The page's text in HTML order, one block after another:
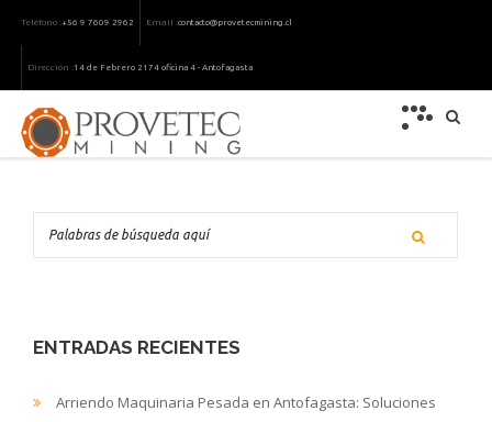
Teléfono :+56 9 7609 2962 Email :contacto@provetecmining.cl
Dirección :14 de Febrero 2174 oficina 4 - Antofagasta
ENTRADAS RECIENTES
Arriendo Maquinaria Pesada en Antofagasta: Soluciones